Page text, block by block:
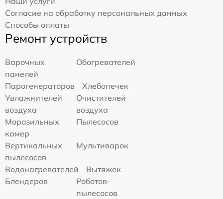
Согласие на обработку персональных данных
Способы оплаты
Ремонт устройств
Варочных
панелей
Обогревателей
Парогенераторов
Хлебопечек
Увлажнителей
воздуха
Очистителей
воздуха
Морозильных
камер
Пылесосов
Вертикальных
пылесосов
Мультиварок
Водонагревателей
Вытяжек
Блендеров
Роботов-
пылесосов